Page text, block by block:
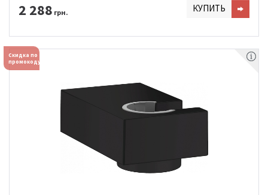
2 288 грн. КУПИТЬ
Скидка по
промокоду